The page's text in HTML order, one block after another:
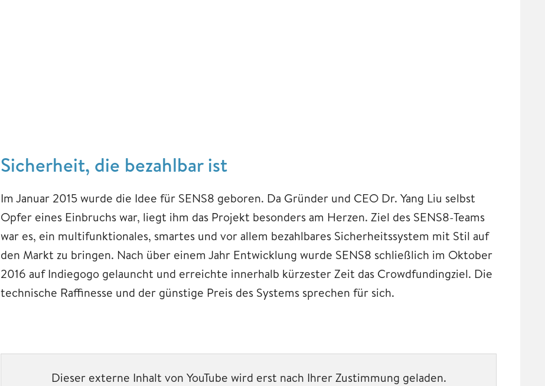
Sicherheit, die bezahlbar ist
Im Januar 2015 wurde die Idee für SENS8 geboren. Da Gründer und CEO Dr. Yang Liu selbst
Opfer eines Einbruchs war, liegt ihm das Projekt besonders am Herzen. Ziel des SENS8-Teams
war es, ein multifunktionales, smartes und vor allem bezahlbares Sicherheitssystem mit Stil auf
den Markt zu bringen. Nach über einem Jahr Entwicklung wurde SENS8 schließlich im Oktober
2016 auf Indiegogo gelauncht und erreichte innerhalb kürzester Zeit das Crowdfundingziel. Die
technische Raffinesse und der günstige Preis des Systems sprechen für sich.
Dieser externe Inhalt von YouTube wird erst nach Ihrer Zustimmung geladen.